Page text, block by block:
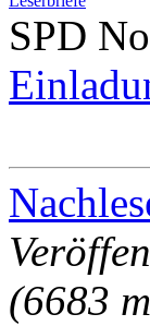
SPD
(6683